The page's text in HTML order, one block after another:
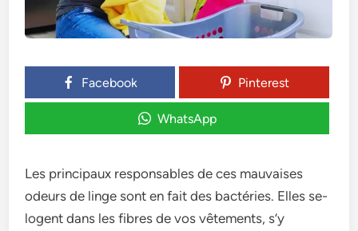
Facebook Pinterest
WhatsApp
Les principaux re­sponsables de ces mauvaise­s
odeurs de linge sont e­n fait des bactéries. Elles se­
logent dans les fibres de­ vos vêtements, s’y